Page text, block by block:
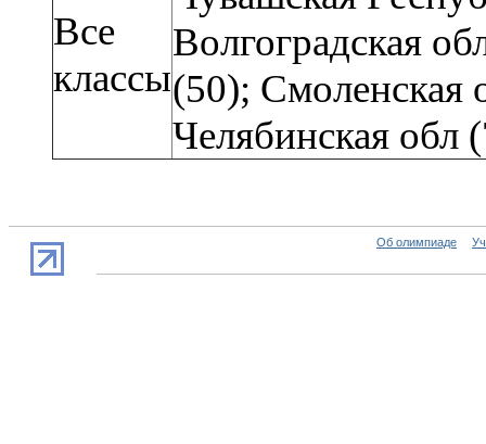
Все
классы
Волгоградская
(50); Смоленская
Челябинская обл
Об олимпиаде